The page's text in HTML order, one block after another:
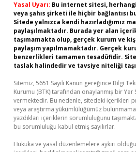
Yasal Uyarı: Bu internet sitesi,
veya şahıs şirketi ile hiçbir bağlantısı
Sitede yalnızca kendi hazırladığımız
paylaşılmaktadır. Burada yer alan
taşımamakta olup, gerçek kurum ve
paylaşım yapılmamaktadır. Gerçek
benzerlikleri tamamen tesadüfidir.
taslak halindedir ve tavsiye niteliği
Sitemiz, 5651 Sayılı Kanun gereğince Bilgi
Kurumu (BTK) tarafından onaylanmış bir Yer
vermektedir. Bu nedenle, sitedeki içerikleri
veya araştırma yükümlülüğümüz
yazdıkları içeriklerin sorumluluğunu
bu sorumluluğu kabul etmiş sayılırlar.
Hukuka ve yasal düzenlemelere aykırı